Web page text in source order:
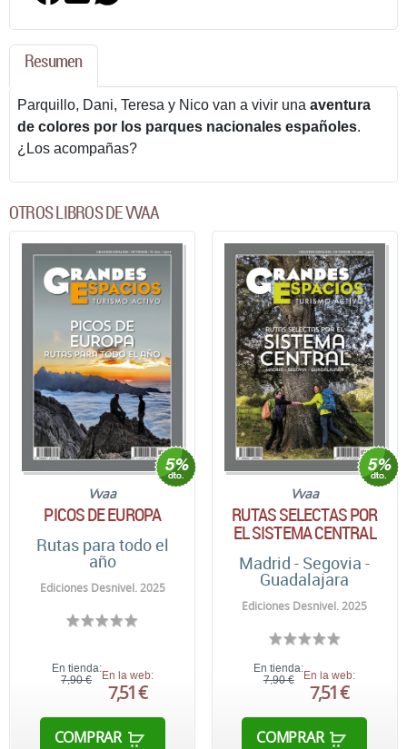
Resumen
Parquillo, Dani, Teresa y Nico van a vivir una aventura
de colores por los parques nacionales españoles.
¿Los acompañas?
OTROS LIBROS DE VVAA
Vvaa
PICOS DE EUROPA
Rutas para todo el
año
Ediciones Desnivel. 2025
En tienda:
7,90 €
En la web:
7,51 €
COMPRAR
Vvaa
RUTAS SELECTAS POR
EL SISTEMA CENTRAL
Madrid - Segovia -
Guadalajara
Ediciones Desnivel. 2025
En tienda:
7,90 €
En la web:
7,51 €
COMPRAR